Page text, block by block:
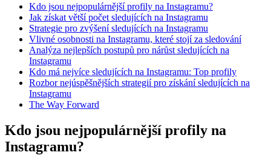
Kdo jsou nejpopulárnější profily na Instagramu?
Jak získat větší počet sledujících na Instagramu
Strategie pro zvýšení sledujících na Instagramu
Vlivné osobnosti na Instagramu, které stojí za sledování
Analýza nejlepších postupů pro nárůst sledujících na
Instagramu
Kdo má nejvíce sledujících na Instagramu: Top profily
Rozbor nejúspěšnějších strategií pro získání sledujících na
Instagramu
The Way Forward
Kdo jsou nejpopulárnější profily na
Instagramu?